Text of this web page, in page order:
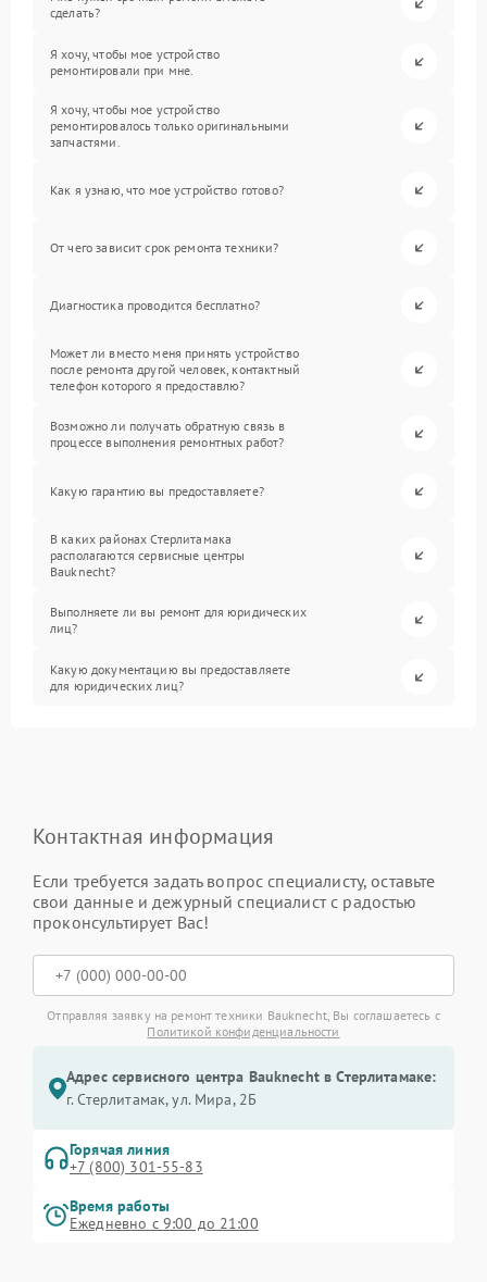
сделать?
Я хочу, чтобы мое устройство
ремонтировали при мне.
Я хочу, чтобы мое устройство
ремонтировалось только оригинальными
запчастями.
Как я узнаю, что мое устройство готово?
От чего зависит срок ремонта техники?
Диагностика проводится бесплатно?
Может ли вместо меня принять устройство
после ремонта другой человек, контактный
телефон которого я предоставлю?
Возможно ли получать обратную связь в
процессе выполнения ремонтных работ?
Какую гарантию вы предоставляете?
В каких районах Стерлитамака
располагаются сервисные центры
Bauknecht?
Выполняете ли вы ремонт для юридических
лиц?
Какую документацию вы предоставляете
для юридических лиц?
Контактная информация
Если требуется задать вопрос специалисту, оставьте
свои данные и дежурный специалист с радостью
проконсультирует Вас!
Отправляя заявку на ремонт техники Bauknecht, Вы соглашаетесь с
Политикой конфиденциальности
Адрес сервисного центра Bauknecht в Стерлитамаке:
г. Стерлитамак, ул. Мира, 2Б
Горячая линия
+7 (800) 301-55-83
Время работы
Ежедневно с 9:00 до 21:00